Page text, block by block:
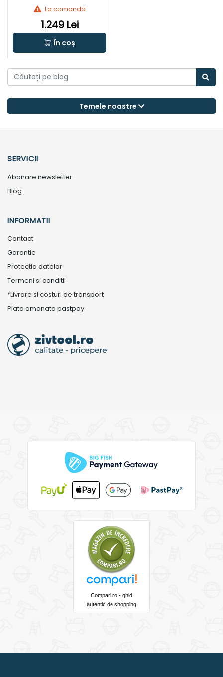
La comandă
1.249 Lei
În coș
Temele noastre
SERVICII
Abonare newsletter
Blog
INFORMATII
Contact
Garantie
Protectia datelor
Termeni si conditii
*Livrare si costuri de transport
Plata amanata pastpay
Compari.ro - ghid
autentic de shopping